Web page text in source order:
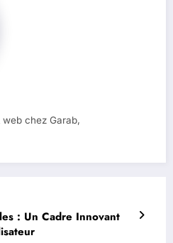
chez Garab,
: Un Cadre Innovant